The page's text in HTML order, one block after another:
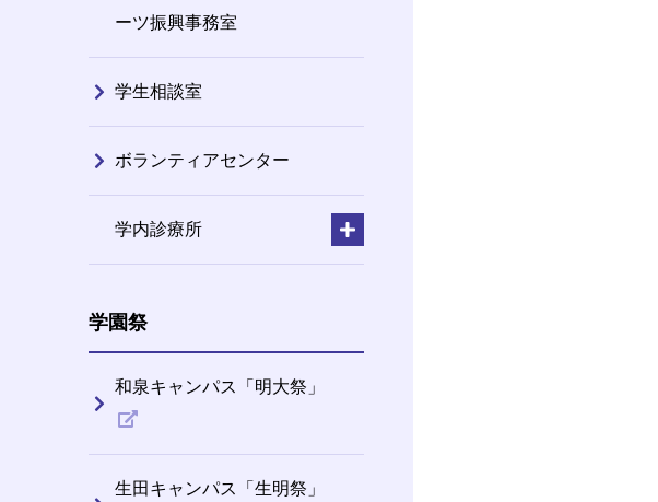
ーツ振興事務室
学生相談室
ボランティアセンター
学内診療所
学園祭
和泉キャンパス「明大祭」
生田キャンパス「生明祭」